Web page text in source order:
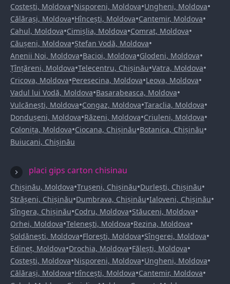
Costești, Moldova•Nisporeni, Moldova•Ungheni, Moldova•
Călărași, Moldova•Hîncești, Moldova•Cantemir, Moldova•
Cahul, Moldova•Cimișlia, Moldova•Comrat, Moldova•
Căușeni, Moldova•Ștefan Vodă, Moldova•
Anenii Noi, Moldova•Bacioi, Moldova•Glodeni, Moldova•
Țînțăreni, Moldova•Telecentru, Chișinău•Vatra, Moldova•
Cricova, Moldova•Peresecina, Moldova•Leova, Moldova•
Vadul lui Vodă, Moldova•Basarabeasca, Moldova•
Vulcănești, Moldova•Congaz, Moldova•Taraclia, Moldova•
Dondușeni, Moldova•Răzeni, Moldova•Criuleni, Moldova•
Colonița, Moldova•Ciocana, Chișinău•Botanica, Chișinău•
Buiucani, Chișinău
placi gips carton chisinau
Chișinău, Moldova•Trușeni, Chișinău•Durlești, Chișinău•
Strășeni, Chișinău•Dumbrava, Chișinău•Ialoveni, Chișinău•
Sîngera, Chișinău•Codru, Moldova•Stăuceni, Moldova•
Orhei, Moldova•Telenești, Moldova•Rezina, Moldova•
Șoldănești, Moldova•Florești, Moldova•Sîngerei, Moldova•
Edineț, Moldova•Drochia, Moldova•Fălești, Moldova•
Costești, Moldova•Nisporeni, Moldova•Ungheni, Moldova•
Călărași, Moldova•Hîncești, Moldova•Cantemir, Moldova•